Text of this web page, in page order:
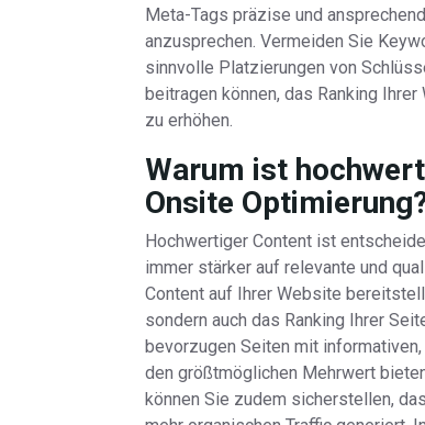
Meta-Tags präzise und
anzusprechen. Vermeiden Sie
sinnvolle Platzierungen von
beitragen können, das Ranking
zu erhöhen.
Warum ist
Onsite
Hochwertiger Content ist
immer stärker auf relevante und
Content auf Ihrer Website
sondern auch das Ranking Ihrer
bevorzugen Seiten mit
den größtmöglichen Mehrwert
können Sie zudem sicherstellen,